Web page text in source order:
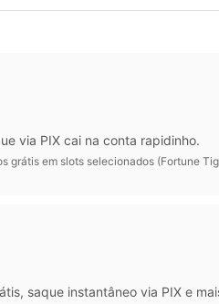
via PIX cai na conta rapidinho.
grátis em slots selecionados (Fortune
saque instantâneo via PIX e